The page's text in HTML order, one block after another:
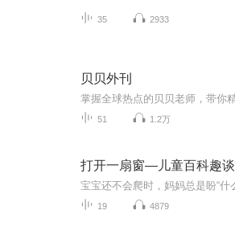
35 2933
贝贝外刊
51 1.2万
打开一扇窗—儿童百科趣谈
19 4879